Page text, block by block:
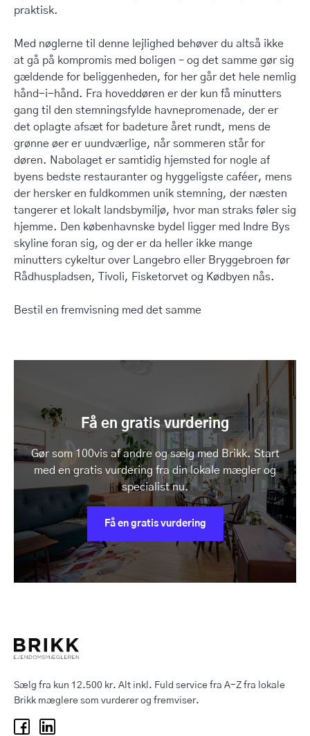
praktisk.
Med nøglerne til denne lejlighed behøver du altså ikke
at gå på kompromis med boligen – og det samme gør sig
gældende for beliggenheden, for her går det hele nemlig
hånd-i-hånd. Fra hoveddøren er der kun få minutters
gang til den stemningsfylde havnepromenade, der er
det oplagte afsæt for badeture året rundt, mens de
grønne øer er uundværlige, når sommeren står for
døren. Nabolaget er samtidig hjemsted for nogle af
byens bedste restauranter og hyggeligste caféer, mens
der hersker en fuldkommen unik stemning, der næsten
tangerer et lokalt landsbymiljø, hvor man straks føler sig
hjemme. Den københavnske bydel ligger med Indre Bys
skyline foran sig, og der er da heller ikke mange
minutters cykeltur over Langebro eller Bryggebroen før
Rådhuspladsen, Tivoli, Fisketorvet og Kødbyen nås.
Bestil en fremvisning med det samme
Få en gratis vurdering
Gør som 100vis af andre og sælg med Brikk. Start
med en gratis vurdering fra din lokale mægler og
specialist nu.
Få en gratis vurdering
Sælg fra kun 12.500 kr. Alt inkl. Fuld service fra A-Z fra lokale
Brikk mæglere som vurderer og fremviser.